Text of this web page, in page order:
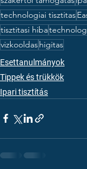
technologiai tisztitas
tisztitasi hiba
vizkooldashigitas
Esettanulmányok
Tippek és trükkök
Ipari tisztítás